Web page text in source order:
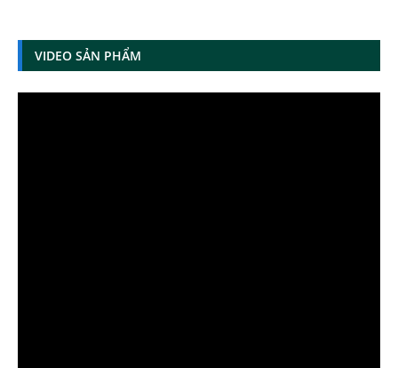
VIDEO SẢN PHẨM